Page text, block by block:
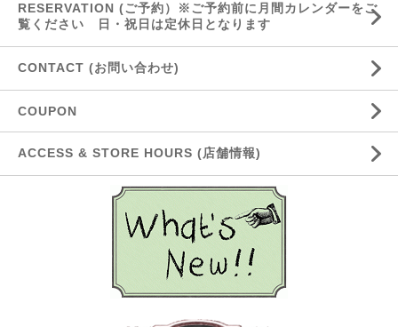
RESERVATION (ご予約）※ご予約前に月間カレンダーをご
覧ください 日・祝日は定休日となります
CONTACT (お問い合わせ)
COUPON
ACCESS & STORE HOURS (店舗情報)